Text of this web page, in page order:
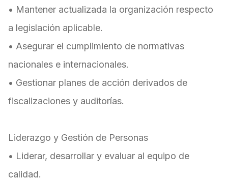
• Mantener actualizada la organización respecto
a legislación aplicable.
• Asegurar el cumplimiento de normativas
nacionales e internacionales.
• Gestionar planes de acción derivados de
fiscalizaciones y auditorías.
Liderazgo y Gestión de Personas
• Liderar, desarrollar y evaluar al equipo de
calidad.